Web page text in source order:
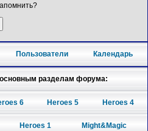
Пользователи Календарь
разделам форума:
6 Heroes 5 Heroes 4
Heroes 1 Might&Magic